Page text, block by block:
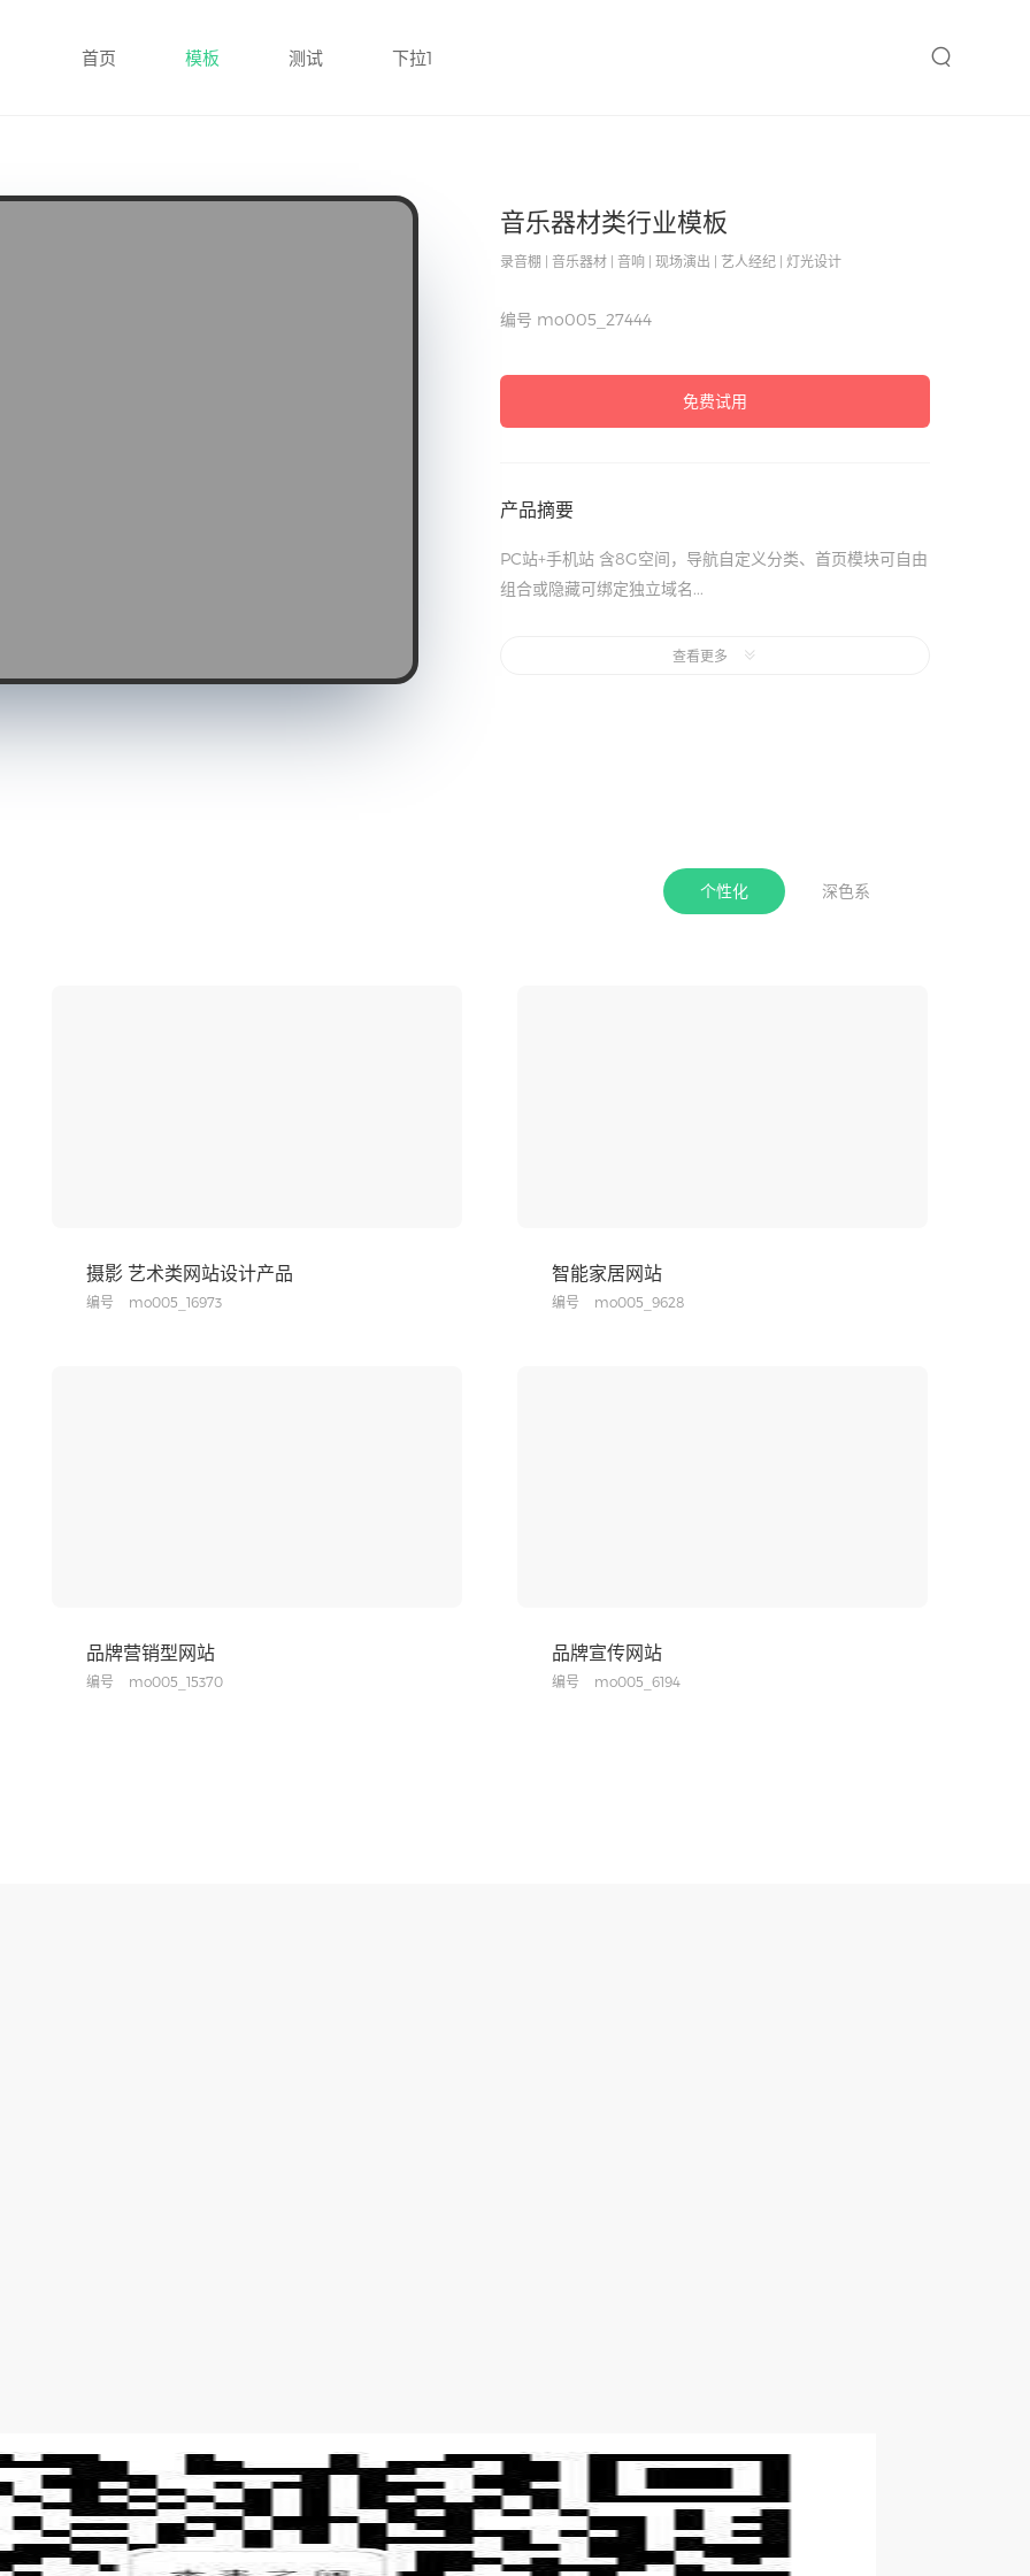
首页 模板 测试 下拉1
音乐器材类行业模板
录音棚 | 音乐器材 | 音响 | 现场演出 | 艺人经纪 | 灯光设计
编号 mo005_27444
免费试用
产品摘要
PC站+手机站 含8G空间，导航自定义分类、首页模块可自由
组合或隐藏可绑定独立域名...
组合或隐藏可绑定独立域名...
查看更多
个性化 深色系
摄影 艺术类网站设计产品
编号 mo005_16973
智能家居网站
编号 mo005_9628
品牌营销型网站
编号 mo005_15370
品牌宣传网站
编号 mo005_6194